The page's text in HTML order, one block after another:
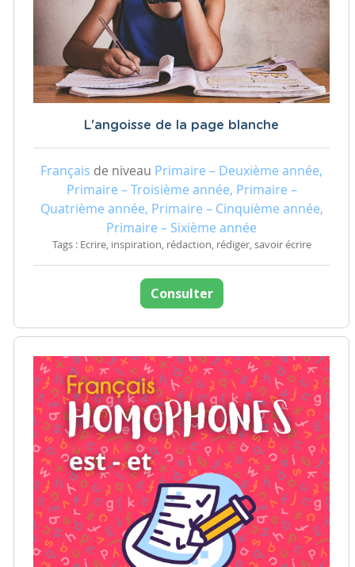
L'angoisse de la page blanche
Français de niveau Primaire – Deuxième année,
Primaire – Troisième année, Primaire –
Quatrième année, Primaire – Cinquième année,
Primaire – Sixième année
Tags : Ecrire, inspiration, rédaction, rédiger, savoir écrire
Consulter